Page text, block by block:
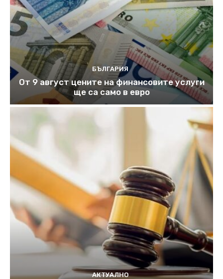
БЪЛГАРИЯ
От 9 август цените на финансовите услуги
ще са само в евро
АКТУАЛНО